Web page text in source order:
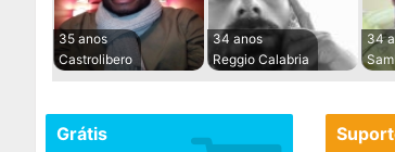
35 anos
Castrolibero
34 anos
Reggio Calabria
34
Grátis